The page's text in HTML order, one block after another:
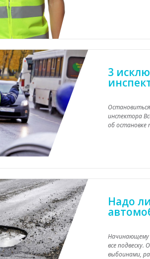
3
инспектора
об остановке
Надо
Начинающему
все
выбоинами,